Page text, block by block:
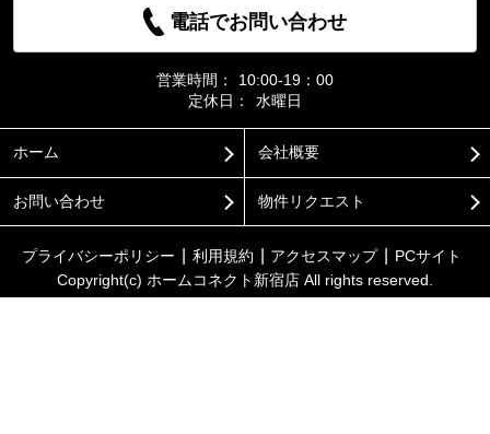
電話でお問い合わせ
営業時間：
10:00-19：00
定休日：
水曜日
ホーム 会社概要
お問い合わせ 物件リクエスト
プライバシーポリシー 利用規約 アクセスマップ
PCサイト
Copyright(c) ホームコネクト新宿店 All rights reserved.